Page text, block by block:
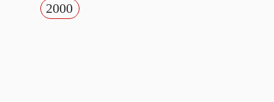
2000